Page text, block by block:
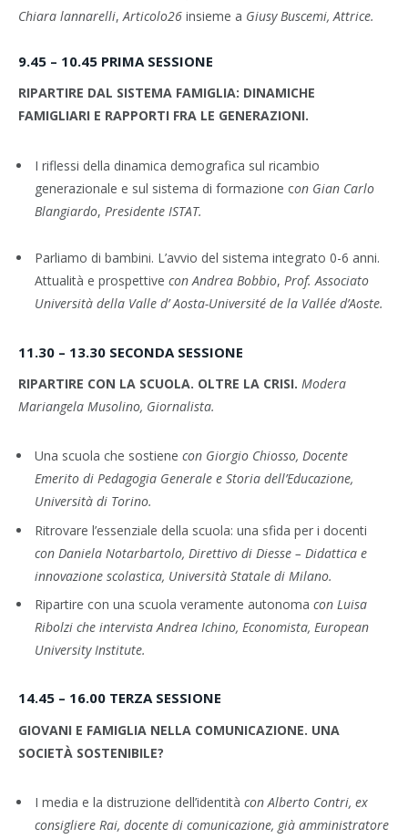
Chiara lannarelli, Articolo26 insieme a Giusy Buscemi, Attrice.
9.45 – 10.45 PRIMA SESSIONE
RIPARTIRE DAL SISTEMA FAMIGLIA: DINAMICHE
FAMIGLIARI E RAPPORTI FRA LE GENERAZIONI.
I riflessi della dinamica demografica sul ricambio
generazionale e sul sistema di formazione con Gian Carlo
Blangiardo, Presidente ISTAT.
Parliamo di bambini. L’avvio del sistema integrato 0-6 anni.
Attualità e prospettive conAndrea Bobbio, Prof. Associato
Università della Valle d’ Aosta-Université de la Vallée d’Aoste.
11.30 – 13.30 SECONDA SESSIONE
RIPARTIRE CON LA SCUOLA. OLTRE LA CRISI. Modera
Mariangela Musolino, Giornalista.
Una scuola che sostiene con Giorgio Chiosso, Docente
Emerito di Pedagogia Generale e Storia dell’Educazione,
Università di Torino.
Ritrovare l’essenziale della scuola: una sfida per i docenti
con Daniela Notarbartolo, Direttivo di Diesse – Didattica e
innovazione scolastica, Università Statale di Milano.
Ripartire con una scuola veramente autonoma con Luisa
Ribolzi che intervista Andrea Ichino, Economista, European
University Institute.
14.45 – 16.00 TERZA SESSIONE
GIOVANI E FAMIGLIA NELLA COMUNICAZIONE. UNA
SOCIETÀ SOSTENIBILE?
I media e la distruzione dell’identità conAlberto Contri, ex
consigliere Rai, docente di comunicazione, già amministratore